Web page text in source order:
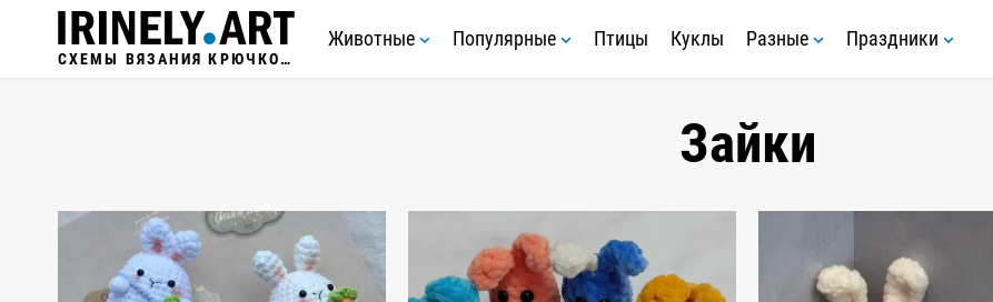
СХЕМЫ ВЯЗАНИЯ КРЮЧКОМ
Животные Популярные Птицы Куклы Разные Праздники
Зайки